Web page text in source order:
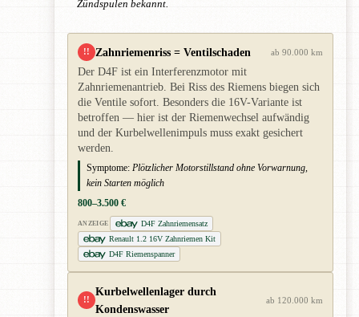
Zündspulen bekannt.
!! Zahnriemenriss = Ventilschaden ab 90.000 km
Der D4F ist ein Interferenzmotor mit
Zahnriemenantrieb. Bei Riss des Riemens biegen sich
die Ventile sofort. Besonders die 16V-Variante ist
betroffen — hier ist der Riemenwechsel aufwändig
und der Kurbelwellenimpuls muss exakt gesichert
werden.
Symptome: Plötzlicher Motorstillstand ohne Vorwarnung,
kein Starten möglich
800–3.500 €
ANZEIGE
D4F Zahnriemensatz
Renault 1.2 16V Zahnriemen Kit
D4F Riemenspanner
!!
Kurbelwellenlager durch
Kondenswasser
ab 120.000 km